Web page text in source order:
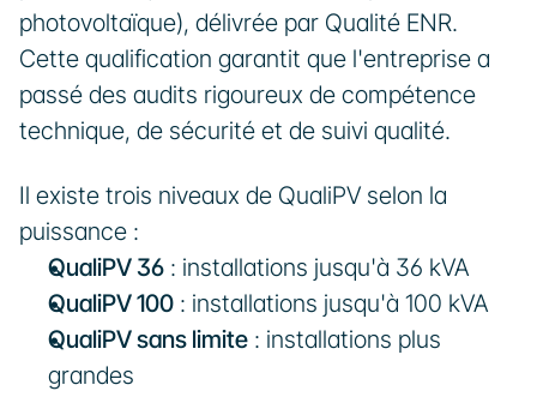
photovoltaïque), délivrée par Qualité ENR.
Cette qualification garantit que l'entreprise a
passé des audits rigoureux de compétence
technique, de sécurité et de suivi qualité.
Il existe trois niveaux de QualiPV selon la
puissance :
QualiPV 36 : installations jusqu'à 36 kVA
QualiPV 100 : installations jusqu'à 100 kVA
QualiPV sans limite : installations plus
grandes